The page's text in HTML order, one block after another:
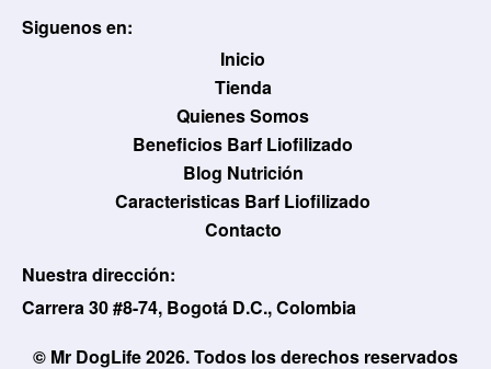
Nuestra dirección:
Carrera 30 #8-74, Bogotá D.C., Colombia
Siguenos en:
Inicio
Tienda
Quienes Somos
Beneficios Barf Liofilizado
Blog Nutrición
Caracteristicas Barf Liofilizado
Contacto
© Mr DogLife 2026. Todos los derechos reservados
Ingresar